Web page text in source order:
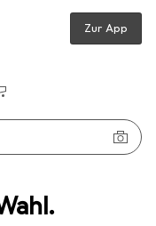
Zur App
Mangelhafter Ausguss